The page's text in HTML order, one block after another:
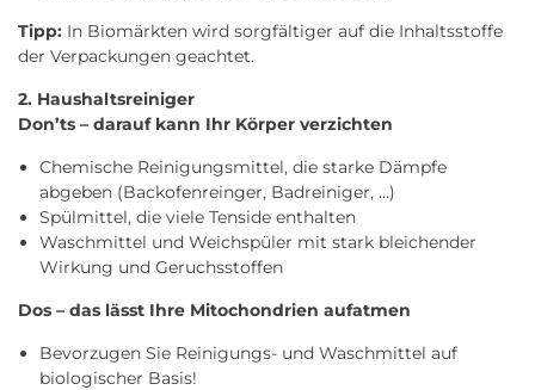
Tipp: In Biomärkten wird sorgfältiger auf die Inhaltsstoffe
der Verpackungen geachtet.
2. Haushaltsreiniger
Don’ts – darauf kann Ihr Körper verzichten
Chemische Reinigungsmittel, die starke Dämpfe
abgeben (Backofenreinger, Badreiniger, …)
Spülmittel, die viele Tenside enthalten
Waschmittel und Weichspüler mit stark bleichender
Wirkung und Geruchsstoffen
Dos – das lässt Ihre Mitochondrien aufatmen
Bevorzugen Sie Reinigungs- und Waschmittel auf
biologischer Basis!